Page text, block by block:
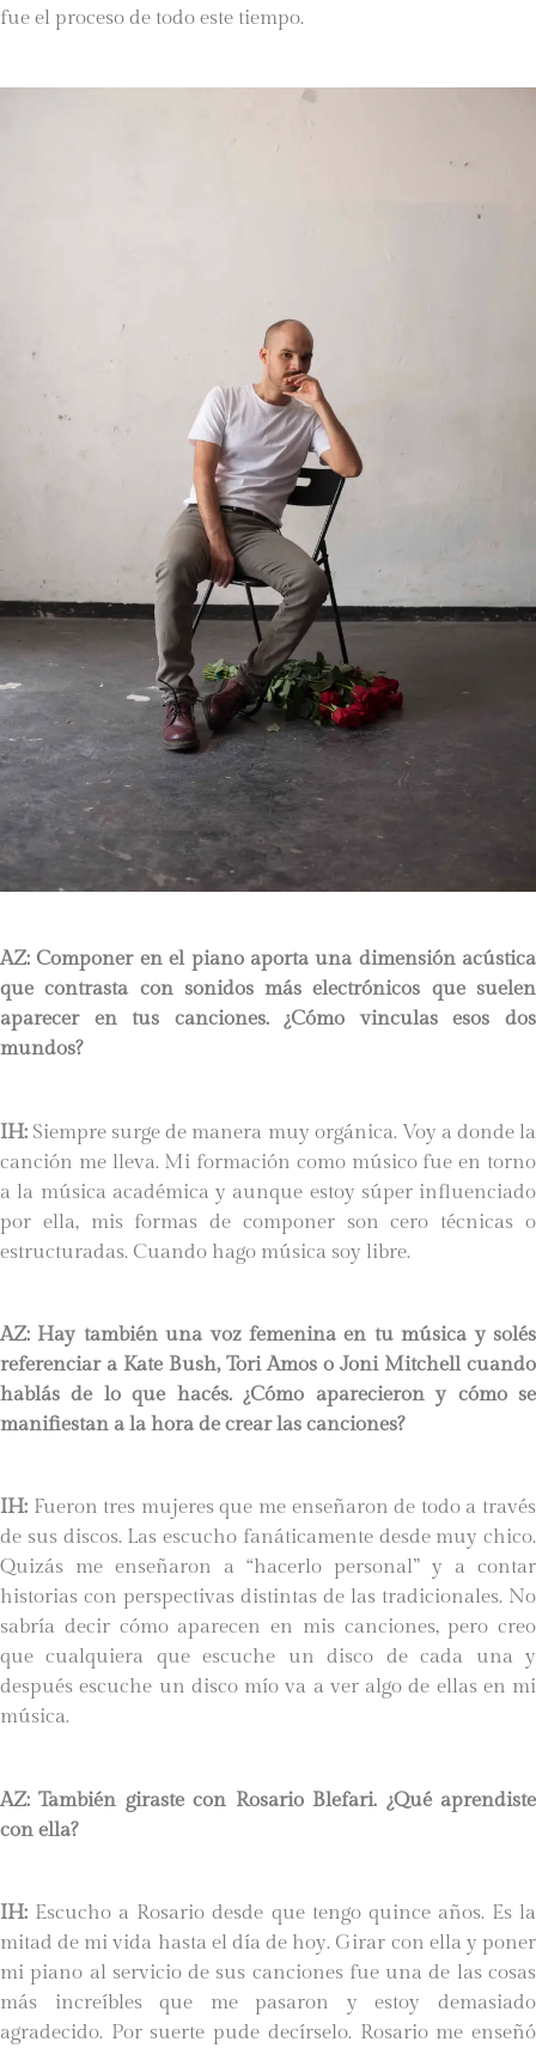
fue el proceso de todo este tiempo.
AZ: Componer en el piano aporta una dimensión acústica
que contrasta con sonidos más electrónicos que suelen
aparecer en tus canciones. ¿Cómo vinculas esos dos
mundos?
IH: Siempre surge de manera muy orgánica. Voy a donde la
canción me lleva. Mi formación como músico fue en torno
a la música académica y aunque estoy súper influenciado
por ella, mis formas de componer son cero técnicas o
estructuradas. Cuando hago música soy libre.
AZ: Hay también una voz femenina en tu música y solés
referenciar a Kate Bush, Tori Amos o Joni Mitchell cuando
hablás de lo que hacés. ¿Cómo aparecieron y cómo se
manifiestan a la hora de crear las canciones?
IH: Fueron tres mujeres que me enseñaron de todo a través
de sus discos. Las escucho fanáticamente desde muy chico.
Quizás me enseñaron a “hacerlo personal” y a contar
historias con perspectivas distintas de las tradicionales. No
sabría decir cómo aparecen en mis canciones, pero creo
que cualquiera que escuche un disco de cada una y
después escuche un disco mío va a ver algo de ellas en mi
música.
AZ: También giraste con Rosario Blefari. ¿Qué aprendiste
con ella?
IH: Escucho a Rosario desde que tengo quince años. Es la
mitad de mi vida hasta el día de hoy. Girar con ella y poner
mi piano al servicio de sus canciones fue una de las cosas
más increíbles que me pasaron y estoy demasiado
agradecido. Por suerte pude decírselo. Rosario me enseñó